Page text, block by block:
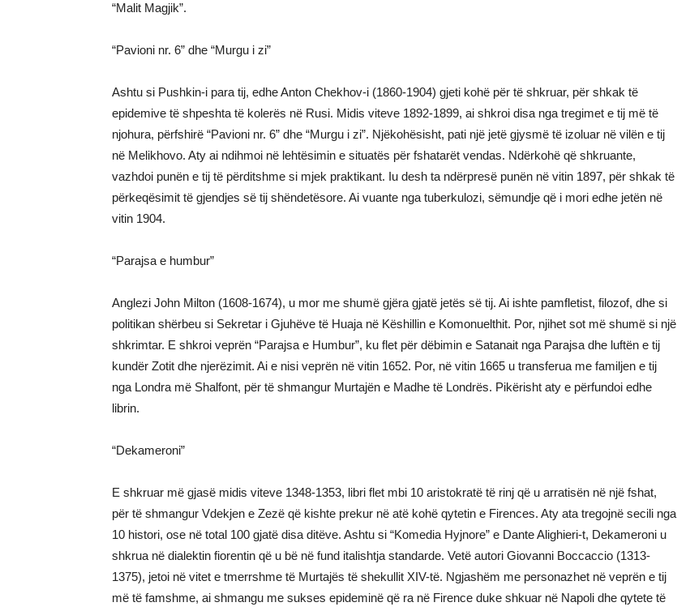
“Malit Magjik”.
“Pavioni nr. 6” dhe “Murgu i zi”
Ashtu si Pushkin-i para tij, edhe Anton Chekhov-i (1860-1904) gjeti kohë për të shkruar, për shkak të
epidemive të shpeshta të kolerës në Rusi. Midis viteve 1892-1899, ai shkroi disa nga tregimet e tij më të
njohura, përfshirë “Pavioni nr. 6” dhe “Murgu i zi”. Njëkohësisht, pati një jetë gjysmë të izoluar në vilën e tij
në Melikhovo. Aty ai ndihmoi në lehtësimin e situatës për fshatarët vendas. Ndërkohë që shkruante,
vazhdoi punën e tij të përditshme si mjek praktikant. Iu desh ta ndërpresë punën në vitin 1897, për shkak të
përkeqësimit të gjendjes së tij shëndetësore. Ai vuante nga tuberkulozi, sëmundje që i mori edhe jetën në
vitin 1904.
“Parajsa e humbur”
Anglezi John Milton (1608-1674), u mor me shumë gjëra gjatë jetës së tij. Ai ishte pamfletist, filozof, dhe si
politikan shërbeu si Sekretar i Gjuhëve të Huaja në Këshillin e Komonuelthit. Por, njihet sot më shumë si një
shkrimtar. E shkroi veprën “Parajsa e Humbur”, ku flet për dëbimin e Satanait nga Parajsa dhe luftën e tij
kundër Zotit dhe njerëzimit. Ai e nisi veprën në vitin 1652. Por, në vitin 1665 u transferua me familjen e tij
nga Londra më Shalfont, për të shmangur Murtajën e Madhe të Londrës. Pikërisht aty e përfundoi edhe
librin.
“Dekameroni”
E shkruar më gjasë midis viteve 1348-1353, libri flet mbi 10 aristokratë të rinj që u arratisën në një fshat,
për të shmangur Vdekjen e Zezë që kishte prekur në atë kohë qytetin e Firences. Aty ata tregojnë secili nga
10 histori, ose në total 100 gjatë disa ditëve. Ashtu si “Komedia Hyjnore” e Dante Alighieri-t, Dekameroni u
shkrua në dialektin fiorentin që u bë në fund italishtja standarde. Vetë autori Giovanni Boccaccio (1313-
1375), jetoi në vitet e tmerrshme të Murtajës të shekullit XIV-të. Ngjashëm me personazhet në veprën e tij
më të famshme, ai shmangu me sukses epideminë që ra në Firence duke shkuar në Napoli dhe qytete të